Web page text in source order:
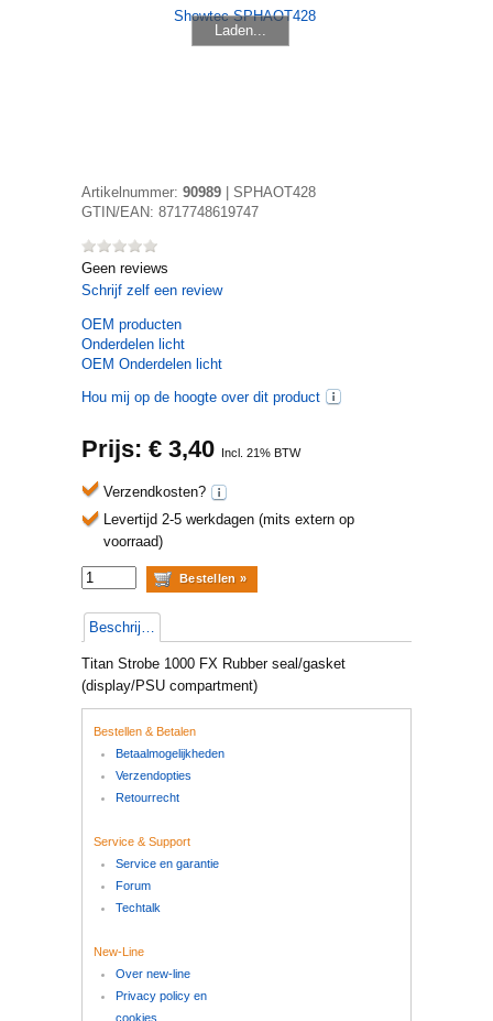
Laden...
Artikelnummer: 90989
SPHAOT428
GTIN/EAN: 8717748619747
Geen reviews
Schrijf zelf een review
OEM producten
Onderdelen licht
OEM Onderdelen licht
Hou mij op de hoogte over dit product
Prijs: € 3,40 Incl. 21% BTW
Verzendkosten?
Levertijd 2-5 werkdagen (mits extern op
voorraad)
Beschrijving
Titan Strobe 1000 FX Rubber seal/gasket
(display/PSU compartment)
Bestellen & Betalen
Betaalmogelijkheden
Verzendopties
Retourrecht
Service & Support
Service en garantie
Forum
Techtalk
New-Line
Over new-line
Privacy policy en
cookies